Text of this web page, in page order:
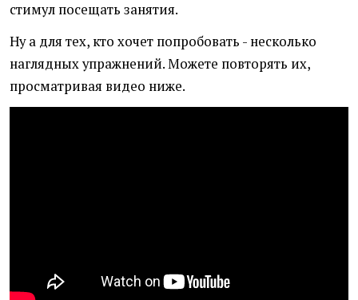
стимул посещать занятия.
Ну а для тех, кто хочет попробовать - несколько
наглядных упражнений. Можете повторять их,
просматривая видео ниже.